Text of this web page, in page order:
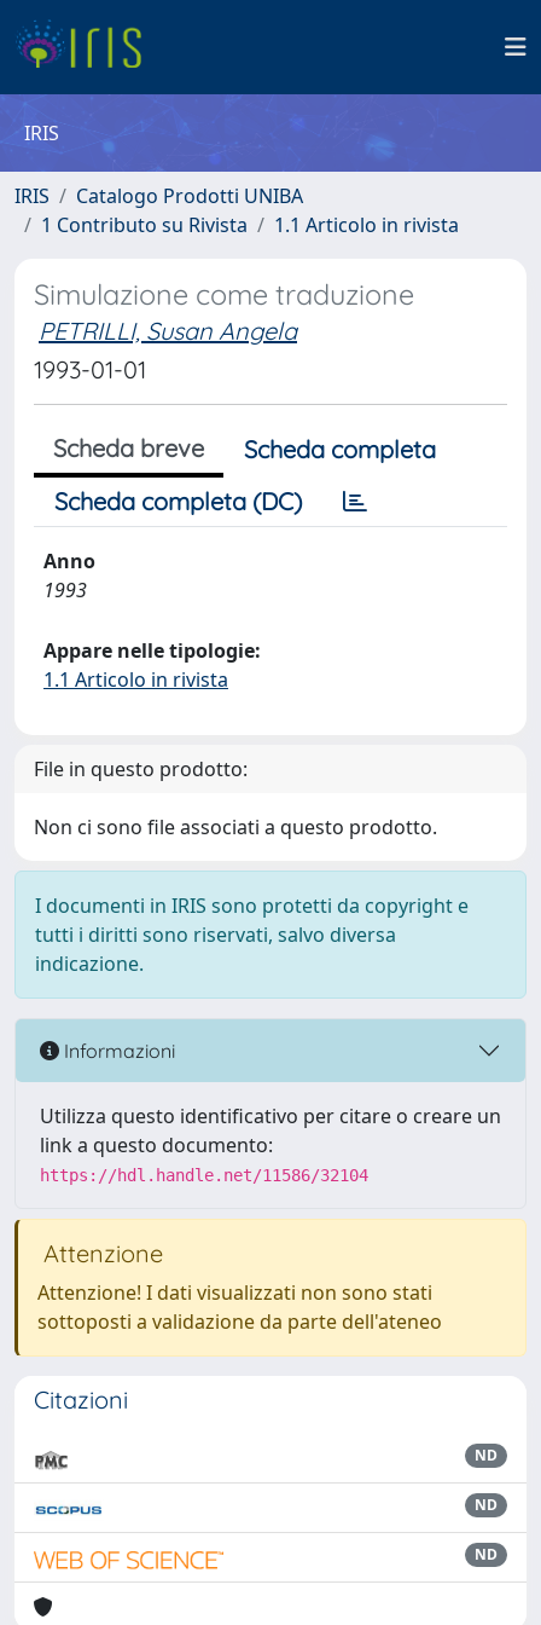
IRIS
IRIS
Catalogo Prodotti UNIBA
1 Contributo su Rivista
1.1 Articolo in rivista
Simulazione come traduzione
PETRILLI, Susan Angela
1993-01-01
Scheda breve
Scheda completa
Scheda completa (DC)
Anno
1993
Appare nelle tipologie:
1.1 Articolo in rivista
File in questo prodotto:
Non ci sono file associati a questo prodotto.
I documenti in IRIS sono protetti da copyright e
tutti i diritti sono riservati, salvo diversa
indicazione.
Informazioni
Utilizza questo identificativo per citare o creare un
link a questo documento:
https://hdl.handle.net/11586/32104
Attenzione
Attenzione! I dati visualizzati non sono stati
sottoposti a validazione da parte dell'ateneo
Citazioni
ND
ND
ND